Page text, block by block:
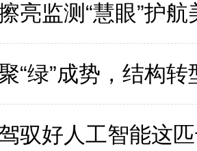
亮监测“慧眼”护航
“绿”成势，结构转
驭好人工智能这